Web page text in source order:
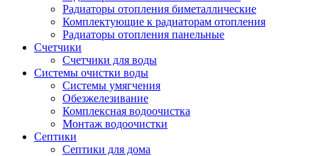
Радиаторы отопления биметаллические
Комплектующие к радиаторам отопления
Радиаторы отопления панельные
Cчетчики
Счетчики для воды
Системы очистки воды
Системы умягчения
Обезжелезивание
Комплексная водоочистка
Монтаж водоочистки
Септики
Септики для дома